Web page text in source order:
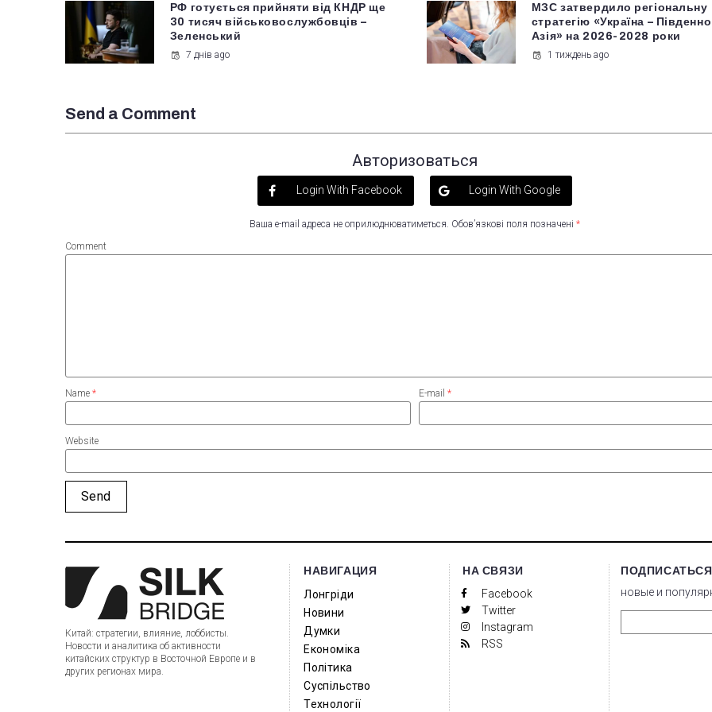
РФ готується прийняти від КНДР ще
30 тисяч військовослужбовців –
Зеленський
7 днів ago
МЗС затвердило регіональну
стратегію «Україна –
Азія» на 2026-2028 роки
1 тиждень ago
Send a Comment
Авторизоваться
Login With Facebook Login With Google
Ваша e-mail адреса не оприлюднюватиметься. Обов’язкові поля позначені *
Comment
Name * E-mail *
Website
Китай: стратегии, влияние, лоббисты.
Новости и аналитика об активности
китайских структур в Восточной Европе и в
других регионах мира.
НАВИГАЦИЯ
Лонгріди
Новини
Думки
Економіка
Політика
Суспільство
Технології
НА СВЯЗИ
Facebook
Twitter
Instagram
RSS
новые и